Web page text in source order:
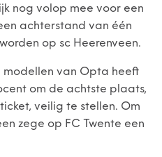
nog volop mee voor een
achterstand van één
op sc Heerenveen.
van Opta heeft
om de achtste plaats,
veilig te stellen. Om
zege op FC Twente een